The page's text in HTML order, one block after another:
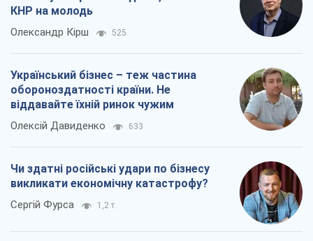
КНР на молодь
Олександр Кірш 525
Український бізнес – теж частина
обороноздатності країни. Не
віддавайте їхній ринок чужим
Олексій Давиденко 633
Чи здатні російські удари по бізнесу
викликати економічну катастрофу?
Сергій Фурса 1,2 т.